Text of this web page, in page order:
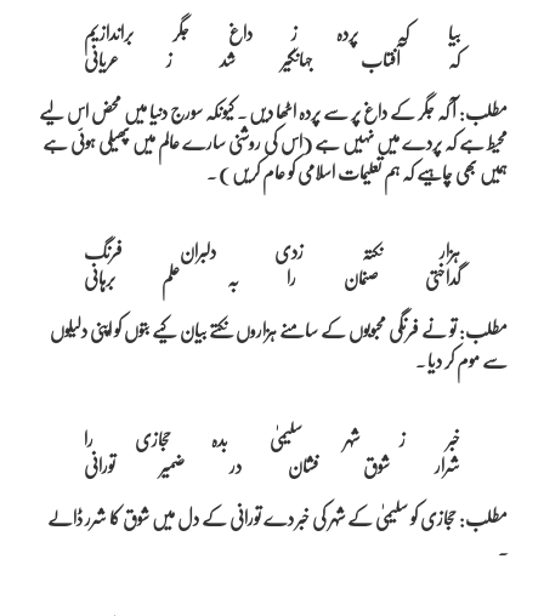
بیا کہ پردہ ز داغ جگر براندازیم
کہ آفتاب جہانگیر شد ز عریانی
مطلب: آ کہ جگر کے داغ پر سے پردہ اٹھا دیں ۔ کیونکہ سورج دنیا میں محض اس لیے
محیط ہے کہ پردے میں نہیں ہے (اس کی روشنی سارے عالم میں پھیلی ہوئی ہے
ہمیں بھی چاہیے کہ ہم تعلیمات اسلامی کو عام کریں ) ۔
ہزار نکتہ زدی دلبران فرنگ
گداختی صنمان را بہ علم برہانی
مطلب: تو نے فرنگی محبوبوں کے سامنے ہزاروں نکتے بیان کیے بتوں کو اپنی دلیلوں
سے موم کر دیا ۔
خبر ز شہر سلیمیٰ بدہ حجازی را
مطلب: حجازی کو سلیمیٰ کے شہر کی خبر دے تورانی کے دل میں شوق کا شرر ڈالے
۔